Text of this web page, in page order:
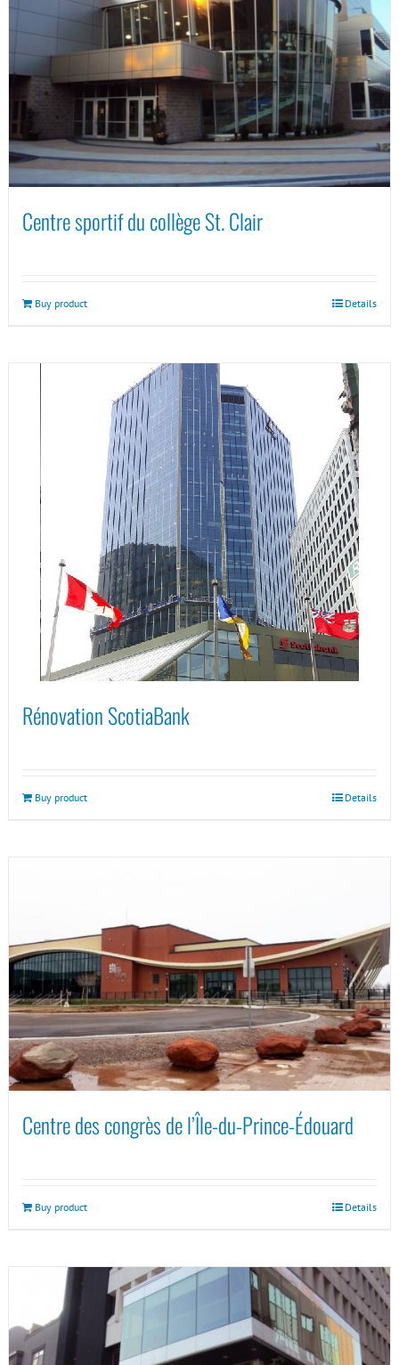
Centre sportif du collège St. Clair
Buy product Details
Rénovation ScotiaBank
Buy product Details
Centre des congrès de l’Île-du-Prince-Édouard
Buy product Details